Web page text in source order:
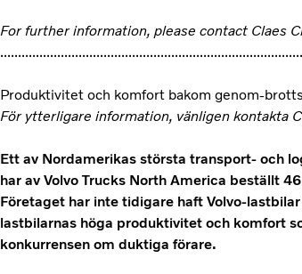
For further information, please contact Claes
Produktivitet och komfort bakom genom-
För ytterligare information, vänligen kontakta
Ett av Nordamerikas största transport- och
har av Volvo Trucks North America beställt
Företaget har inte tidigare haft Volvo-
lastbilarnas höga produktivitet och komfort
konkurrensen om duktiga förare.